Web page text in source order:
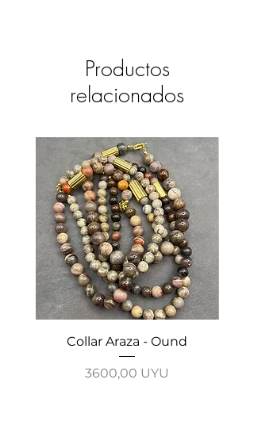
Productos
relacionados
Collar Araza - Ound
Precio
3600,00 UYU